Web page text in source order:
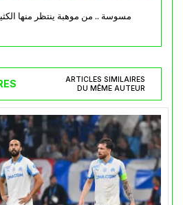
مسوسة .. من موهبة ينتظر منها
ARTICLES SIMILAIRES
DU MÊME AUTEUR